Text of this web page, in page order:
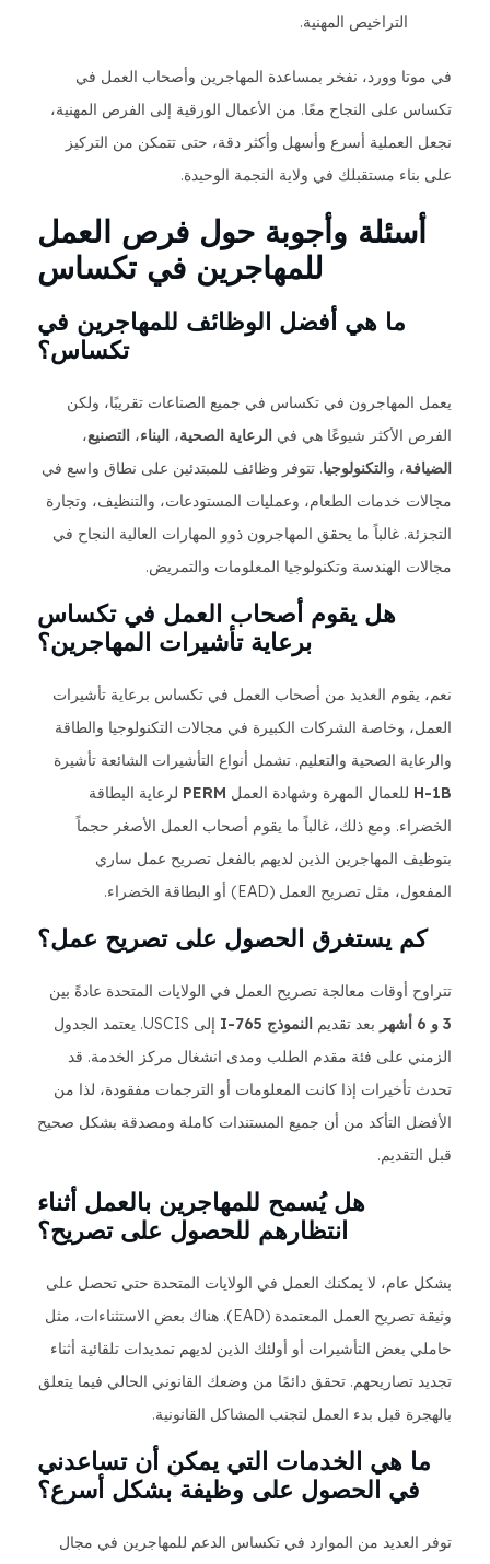
التراخيص المهنية.
في موتا وورد، نفخر بمساعدة المهاجرين وأصحاب العمل في
تكساس على النجاح معًا. من الأعمال الورقية إلى الفرص المهنية،
نجعل العملية أسرع وأسهل وأكثر دقة، حتى تتمكن من التركيز
على بناء مستقبلك في ولاية النجمة الوحيدة.
أسئلة وأجوبة حول فرص العمل
للمهاجرين في تكساس
ما هي أفضل الوظائف للمهاجرين في
تكساس؟
يعمل المهاجرون في تكساس في جميع الصناعات تقريبًا، ولكن
الفرص الأكثر شيوعًا هي في الرعاية الصحية، البناء، التصنيع،
الضيافة، والتكنولوجيا. تتوفر وظائف للمبتدئين على نطاق واسع في
مجالات خدمات الطعام، وعمليات المستودعات، والتنظيف، وتجارة
التجزئة. غالباً ما يحقق المهاجرون ذوو المهارات العالية النجاح في
مجالات الهندسة وتكنولوجيا المعلومات والتمريض.
هل يقوم أصحاب العمل في تكساس
برعاية تأشيرات المهاجرين؟
نعم، يقوم العديد من أصحاب العمل في تكساس برعاية تأشيرات
العمل، وخاصة الشركات الكبيرة في مجالات التكنولوجيا والطاقة
والرعاية الصحية والتعليم. تشمل أنواع التأشيرات الشائعة تأشيرة
H-1B للعمال المهرة وشهادة العمل PERM لرعاية البطاقة
الخضراء. ومع ذلك، غالباً ما يقوم أصحاب العمل الأصغر حجماً
بتوظيف المهاجرين الذين لديهم بالفعل تصريح عمل ساري
المفعول، مثل تصريح العمل (EAD) أو البطاقة الخضراء.
كم يستغرق الحصول على تصريح عمل؟
تتراوح أوقات معالجة تصريح العمل في الولايات المتحدة عادةً بين
3 و 6 أشهر
بعد تقديم النموذج I-765
إلى USCIS. يعتمد الجدول
الزمني على فئة مقدم الطلب ومدى انشغال مركز الخدمة. قد
تحدث تأخيرات إذا كانت المعلومات أو الترجمات مفقودة، لذا من
الأفضل التأكد من أن جميع المستندات كاملة ومصدقة بشكل صحيح
قبل التقديم.
هل يُسمح للمهاجرين بالعمل أثناء
انتظارهم للحصول على تصريح؟
بشكل عام، لا يمكنك العمل في الولايات المتحدة حتى تحصل على
وثيقة تصريح العمل المعتمدة (EAD). هناك بعض الاستثناءات، مثل
حاملي بعض التأشيرات أو أولئك الذين لديهم تمديدات تلقائية أثناء
تجديد تصاريحهم. تحقق دائمًا من وضعك القانوني الحالي فيما يتعلق
بالهجرة قبل بدء العمل لتجنب المشاكل القانونية.
ما هي الخدمات التي يمكن أن تساعدني
في الحصول على وظيفة بشكل أسرع؟
توفر العديد من الموارد في تكساس الدعم للمهاجرين في مجال